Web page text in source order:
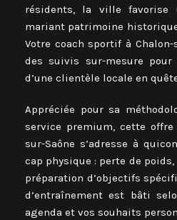
résidents, la ville
mariant patrimoine
Votre coach sportif à Chalon-
des suivis sur-mesure
d’une clientèle locale en
Appréciée pour sa
service premium, cette
sur-Saône s’adresse à
cap physique : perte de
préparation d’objectifs
d’entraînement est bâti
agenda et vos souhaits